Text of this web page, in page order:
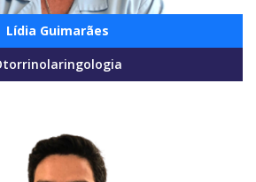
Lídia Guimarães